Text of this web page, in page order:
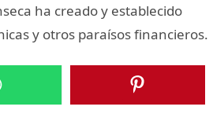
ha creado y establecido
y otros paraísos financieros.